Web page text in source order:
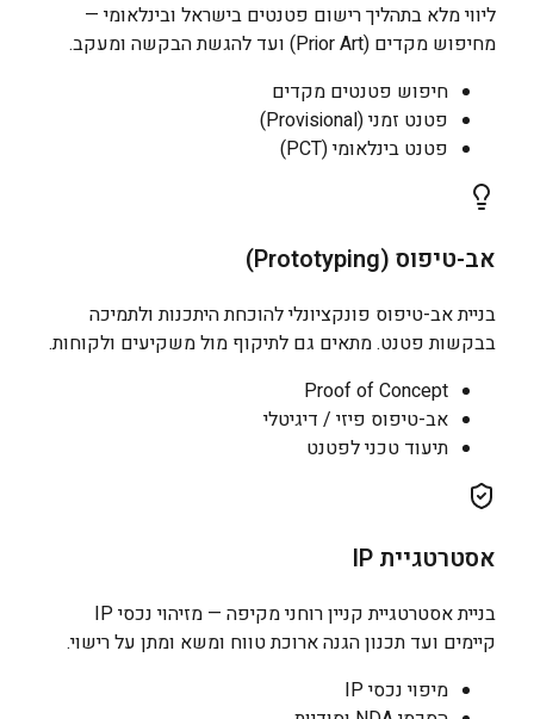
ליווי מלא בתהליך רישום פטנטים בישראל ובינלאומי —
מחיפוש מקדים (Prior Art) ועד להגשת הבקשה ומעקב.
חיפוש פטנטים מקדים
פטנט זמני (Provisional)
פטנט בינלאומי (PCT)
אב-טיפוס (Prototyping)
בניית אב-טיפוס פונקציונלי להוכחת היתכנות ולתמיכה
בבקשות פטנט. מתאים גם לתיקוף מול משקיעים ולקוחות.
Proof of Concept
אב-טיפוס פיזי / דיגיטלי
תיעוד טכני לפטנט
אסטרטגיית IP
בניית אסטרטגיית קניין רוחני מקיפה — מזיהוי נכסי IP
קיימים ועד תכנון הגנה ארוכת טווח ומשא ומתן על רישוי.
מיפוי נכסי IP